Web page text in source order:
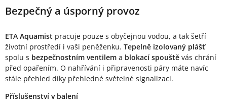
Bezpečný a úsporný provoz
ETA Aquamist pracuje pouze s obyčejnou vodou, a tak šetří
životní prostředí i vaši peněženku. Tepelně izolovaný plášť
spolu s bezpečnostním ventilem a blokací spouště vás chrání
před opařením. O nahřívání i připravenosti páry máte navíc
stále přehled díky přehledné světelné signalizaci.
Příslušenství v balení